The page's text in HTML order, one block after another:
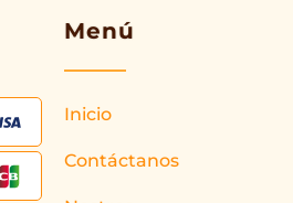
Menú
Inicio
Contáctanos